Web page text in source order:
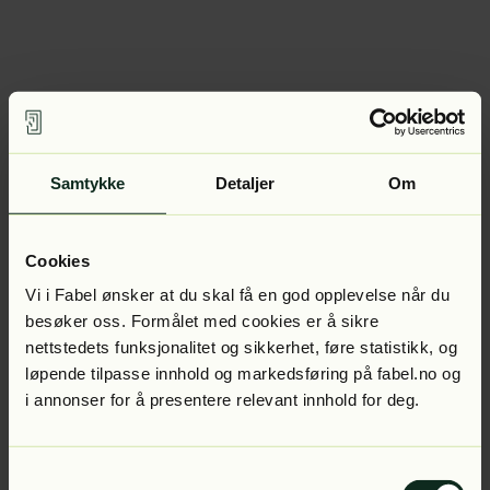
Samtykke Detaljer Om
Cookies
Vi i Fabel ønsker at du skal få en god opplevelse når du
besøker oss. Formålet med cookies er å sikre
nettstedets funksjonalitet og sikkerhet, føre statistikk, og
løpende tilpasse innhold og markedsføring på fabel.no og
i annonser for å presentere relevant innhold for deg.